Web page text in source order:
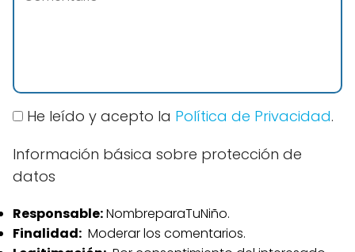
He leído y acepto la Política de Privacidad.
Información básica sobre protección de
datos
Responsable:NombreparaTuNiño.
Finalidad: Moderar los comentarios.